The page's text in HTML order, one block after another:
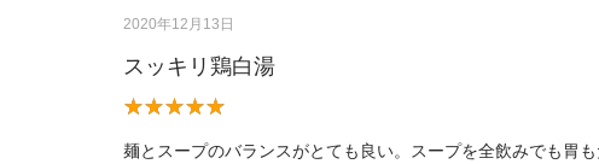
2020年12月13日
スッキリ鶏白湯
麺とスープのバランスがとても良い。スープを全飲みでも胃